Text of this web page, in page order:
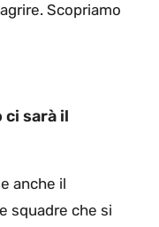
Scopriamo
ci sarà il
anche il
squadre che si